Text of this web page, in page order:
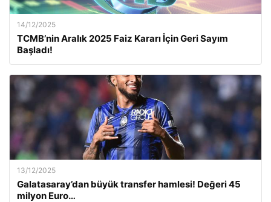
14/12/2025
TCMB’nin Aralık 2025 Faiz Kararı İçin Geri Sayım
Başladı!
13/12/2025
Galatasaray’dan büyük transfer hamlesi! Değeri 45
milyon Euro…